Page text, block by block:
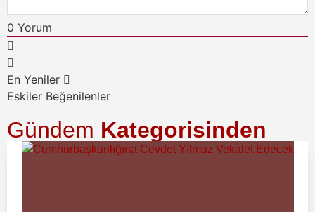
0 Yorum
En Yeniler
Eskiler Beğenilenler
Gündem Kategorisinden